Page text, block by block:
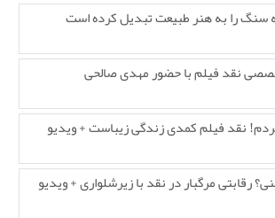
سنگ را به هنر طبیعت تبدیل کرده است
نقد فیلم با حضور مهدی صالحی
نقد فیلم کمدی زندگی زیباست + ویدیو
رقابتی مرگبار در نقد با زیرشلواری + ویدیو